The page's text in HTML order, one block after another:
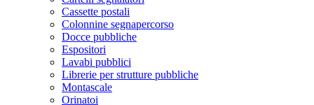
Cassette postali
Colonnine segnapercorso
Docce pubbliche
Espositori
Lavabi pubblici
Librerie per strutture pubbliche
Montascale
Orinatoi